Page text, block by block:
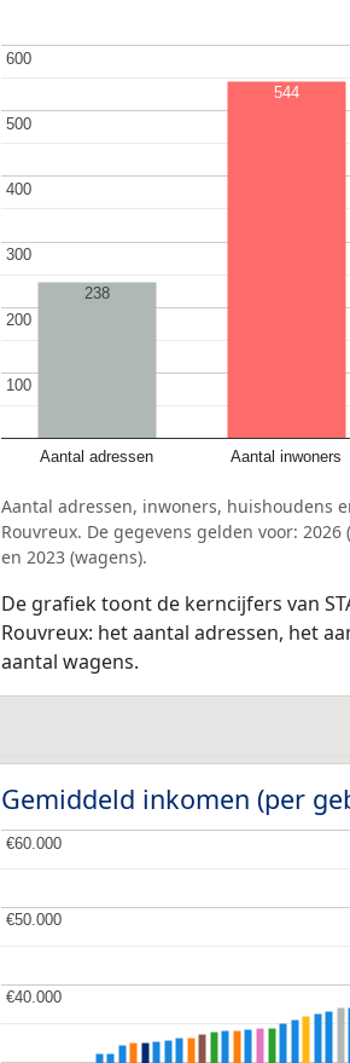
Aantal adressen Aantal inwoners
100
100
200
200
300
300
400
400
500
500
600
600
238
544
Aantal adressen, inwoners, huishoudens
Rouvreux. De gegevens gelden voor:
en 2023 (wagens).
De grafiek toont de kerncijfers van
Rouvreux: het aantal adressen, het
aantal wagens.
Gemiddeld inkomen (per
€40.000
€40.000
€50.000
€50.000
€60.000
€60.000